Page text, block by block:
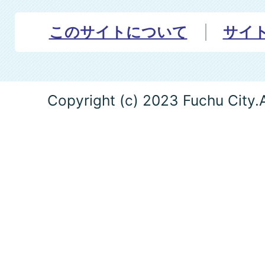
このサイトについて サイ
Copyright (c) 2023 Fuchu